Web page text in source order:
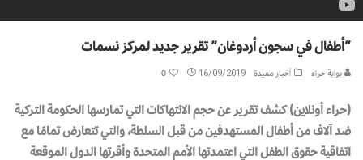
“أطفال في سجون أردوغان” تقرير جديد لمركز نسمات
بوابة حراء أخبار مفيدة 16/09/2019
0
(حراء أونلاين) كشف تقرير عن حجم الانتهاكات التي تمارسها الحكومة التركية
ضد آلاف من أطفال المستهدفين من قبل السلطة، والتي تتعارض تمامًا مع
اتفاقية حقوق الطفل التي اعتمدتها الأمم المتحدة وأقرتها الدول الموقعة